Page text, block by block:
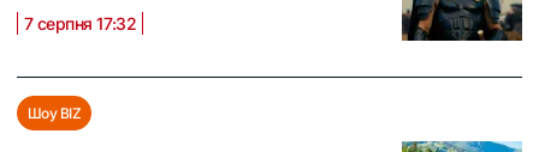
7 серпня 17:32
Шоу BIZ